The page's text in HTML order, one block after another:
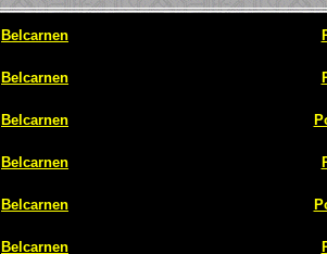
Belcarnen
Belcarnen
Belcarnen
Belcarnen
Belcarnen
Belcarnen